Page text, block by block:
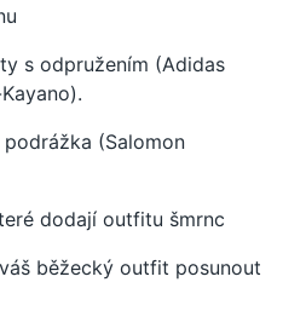
s odpružením (Adidas
(Salomon
dodají outfitu šmrnc
běžecký outfit posunout